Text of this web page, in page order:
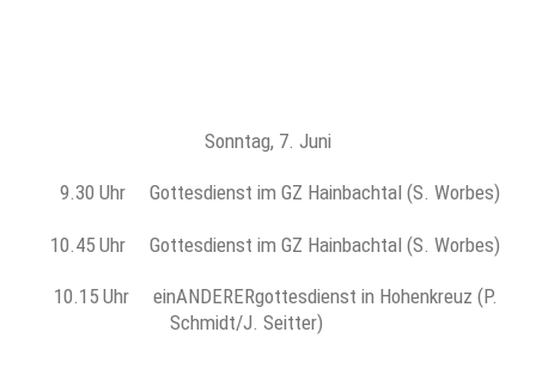
Sonntag, 7. Juni
9.30 Uhr Gottesdienst im GZ Hainbachtal (S. Worbes)
10.45 Uhr Gottesdienst im GZ Hainbachtal (S. Worbes)
10.15 Uhr einANDERERgottesdienst in Hohenkreuz (P.
Schmidt/J. Seitter)